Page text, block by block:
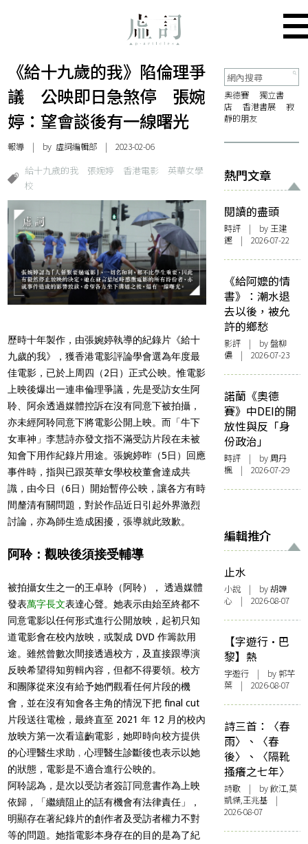
《給十九歲的我》陷倫理爭
議 公映即日急煞停 張婉
婷：望會談後有一線曙光
報導 | by 虛詞編輯部 | 2023-02-06
給十九歲的我 張婉婷 香港電影
英華女學
校
歷時十年製作，由張婉婷執導的紀錄片《給十
九歲的我》，獲香港電影評論學會選為年度最
佳電影，已於上周四（2日）正式公映。惟電影
上映後爆出一連串倫理爭議，先是受訪女生阿
聆、阿余透過媒體控訴在沒有同意下被拍攝，
亦未經阿聆同意下將電影公開上映。而「牛下
女車神」李慧詩亦發文指不滿受訪片段在未被
知會下用作紀錄片用途。張婉婷昨（5日）回應
事件時，指與已跟英華女學校校董會達成共
識，由今日（6日）開始暫停公映，讓各方有時
間釐清有關問題，對於作品近日引起外界激烈
討論，亦為師生造成困擾，張導就此致歉。
阿聆：觀映後須接受輔導
被拍攝女生之一的王卓聆（阿聆）， 透過媒體
發表萬字長文表達心聲。她表示由始至終都不
同意電影以任何形式進行公開放映，起初只知
道電影會在校內放映，或製成 DVD 作籌款用
途。雖然曾數次間接透過校方，及直接跟導演
反映希望得知剪輯內容，但都不得要領。校方
和團隊從來沒有給予她們觀看任何片段的機
會，並在沒有知會各主角的情況下把 final cut
片段送往電檢，最終直至 2021 年 12 月的校內
放映方第一次看這齣電影，她即時向校方提供
的心理醫生求助﹐心理醫生診斷後也表示以她
的狀態，電影是不適合進行公映的。
阿聆認為，是次以受訪者簽訂同意書作為上映
依歸，「繼續阻止的話有機會有法律責任」，
明顯存在著紀錄片的創作者及受訪者權力不對
等的問題。她指電影本身存在的目的是為了紀
奧德賽
獨立書
店
香港書展
寂
靜的朋友
熱門文章
閱讀的盡頭
時評 | by 王建
鏗 | 2026-07-22
《給阿嬤的情
書》：潮水退
去以後，被允
許的鄉愁
影評 | by 盤柳
儂 | 2026-07-23
諾蘭《奧德
賽》中DEI的開
放性與反「身
份政治」
時評 | by周丹
楓 | 2026-07-29
編輯推介
止水
小說 | by 胡韡
心 | 2026-08-07
【字遊行·巴
黎】熱
字遊行 | by 郭芊
葉 | 2026-08-07
詩三首：〈春
雨〉、〈春
後〉、〈隔靴
搔癢之七年〉
詩歌 | by 飲江,莫
凱傑,王兆基 |
2026-08-07